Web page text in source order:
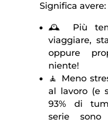
Significa avere:
🕰 Più
viaggiare,
oppure
niente!
🧘 Meno
al lavoro (e
93% di
serie sono